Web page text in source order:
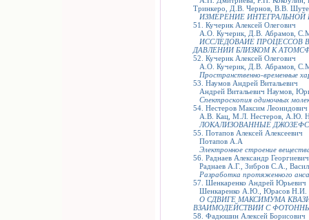
Тринкеро, Д.В. Чернов, В.В.
ИЗМЕРЕНИЕ
51. Кучерик Алексей Олегович
А.О. Кучерик, Д.В. Абрамов,
ИССЛЕДОВАИЕ ПРОЦЕССОВ
ДАВЛЕНИИ БЛИЗКОМ К
52. Кучерик Алексей Олегович
А.О. Кучерик, Д.В. Абрамов,
Пространственно-временные
53. Наумов Андрей Витальевич
Андрей Витальевич Наумов,
Спектроскопия одиночных
54. Нестеров Максим Леонидович
А.В. Кац, М.Л. Нестеров, А.Ю.
ЛОКАЛИЗОВАННЫЕ
55. Потапов Алексей Алексеевич
Потапов А.А
Электронное строение
56. Раднаев Александр Георгиевич
Раднаев А.Г., Зибров С.А.,
Разработка протяженного
57. Шенкаренко Андрей Юрьевич
Шенкаренко А.Ю., Юрасов Н.И.
О СДВИГЕ МАКСИМУМА
ВЗАИМОДЕЙСТВИИ С
58. Фадюшин Алексей Борисович